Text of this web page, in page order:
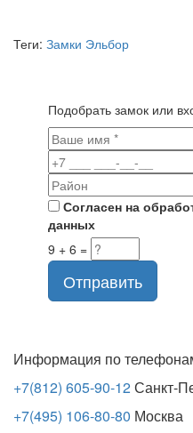
Теги: Замки Эльбор
Подобрать замок или
Согласен на
данных
9 + 6 =
Отправить
Информация по
+7(812) 605-90-12Санкт-
+7(495) 106-80-80 Москва